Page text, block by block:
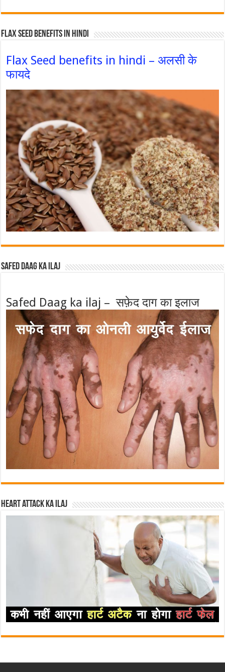
Flax Seed Benefits in hindi
Flax Seed benefits in hindi – अलसी के
फायदे
Safed Daag ka ilaj
Safed Daag ka ilaj – सफ़ेद दाग का इलाज
Heart attack ka ilaj